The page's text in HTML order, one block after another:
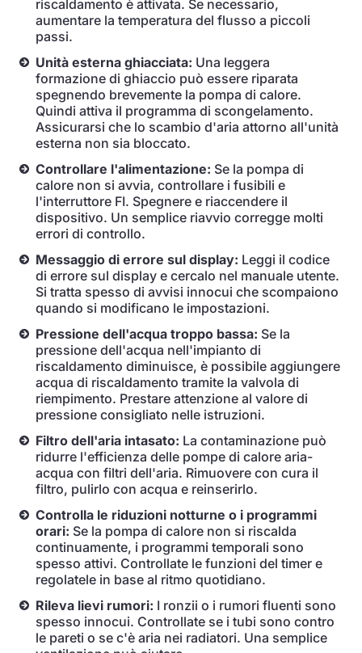
riscaldamento è attivata. Se necessario,
aumentare la temperatura del flusso a piccoli
passi.
Unità esterna ghiacciata: Una leggera
formazione di ghiaccio può essere riparata
spegnendo brevemente la pompa di calore.
Quindi attiva il programma di scongelamento.
Assicurarsi che lo scambio d'aria attorno all'unità
esterna non sia bloccato.
Controllare l'alimentazione: Se la pompa di
calore non si avvia, controllare i fusibili e
l'interruttore FI. Spegnere e riaccendere il
dispositivo. Un semplice riavvio corregge molti
errori di controllo.
Messaggio di errore sul display: Leggi il codice
di errore sul display e cercalo nel manuale utente.
Si tratta spesso di avvisi innocui che scompaiono
quando si modificano le impostazioni.
Pressione dell'acqua troppo bassa: Se la
pressione dell'acqua nell'impianto di
riscaldamento diminuisce, è possibile aggiungere
acqua di riscaldamento tramite la valvola di
riempimento. Prestare attenzione al valore di
pressione consigliato nelle istruzioni.
Filtro dell'aria intasato: La contaminazione può
ridurre l'efficienza delle pompe di calore aria-
acqua con filtri dell'aria. Rimuovere con cura il
filtro, pulirlo con acqua e reinserirlo.
Controlla le riduzioni notturne o i programmi
orari: Se la pompa di calore non si riscalda
continuamente, i programmi temporali sono
spesso attivi. Controllate le funzioni del timer e
regolatele in base al ritmo quotidiano.
Rileva lievi rumori: I ronzii o i rumori fluenti sono
spesso innocui. Controllate se i tubi sono contro
le pareti o se c'è aria nei radiatori. Una semplice